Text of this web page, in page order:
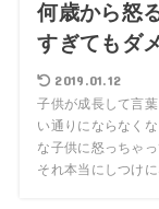
何歳から怒
すぎてもダ
2019.01.12
子供が成長して言
い通りにならなく
な子供に怒っちゃ
それ本当にしつけ